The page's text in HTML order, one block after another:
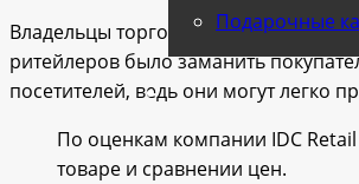
Подарочные
Владельцы торговых сетей видят в
ритейлеров было заманить
посетителей, ведь они могут легко
По оценкам компании IDC
товаре и сравнении цен.